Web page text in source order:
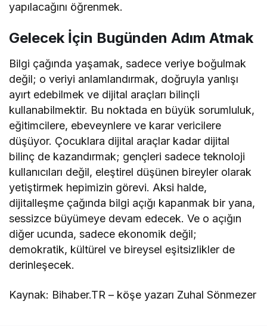
yapılacağını öğrenmek.
Gelecek İçin Bugünden Adım Atmak
Bilgi çağında yaşamak, sadece veriye boğulmak
değil; o veriyi anlamlandırmak, doğruyla yanlışı
ayırt edebilmek ve dijital araçları bilinçli
kullanabilmektir. Bu noktada en büyük sorumluluk,
eğitimcilere, ebeveynlere ve karar vericilere
düşüyor. Çocuklara dijital araçlar kadar dijital
bilinç de kazandırmak; gençleri sadece teknoloji
kullanıcıları değil, eleştirel düşünen bireyler olarak
yetiştirmek hepimizin görevi. Aksi halde,
dijitalleşme çağında bilgi açığı kapanmak bir yana,
sessizce büyümeye devam edecek. Ve o açığın
diğer ucunda, sadece ekonomik değil;
demokratik, kültürel ve bireysel eşitsizlikler de
derinleşecek.
Kaynak: Bihaber.TR – köşe yazarı Zuhal Sönmezer